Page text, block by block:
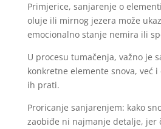
Primjerice, sanjarenje o
oluje ili mirnog jezera može
emocionalno stanje nemira ili
U procesu tumačenja, važno je
konkretne elemente snova, već
ih prati.
Proricanje sanjarenjem: kako
zaobiđe ni najmanje detalje, jer